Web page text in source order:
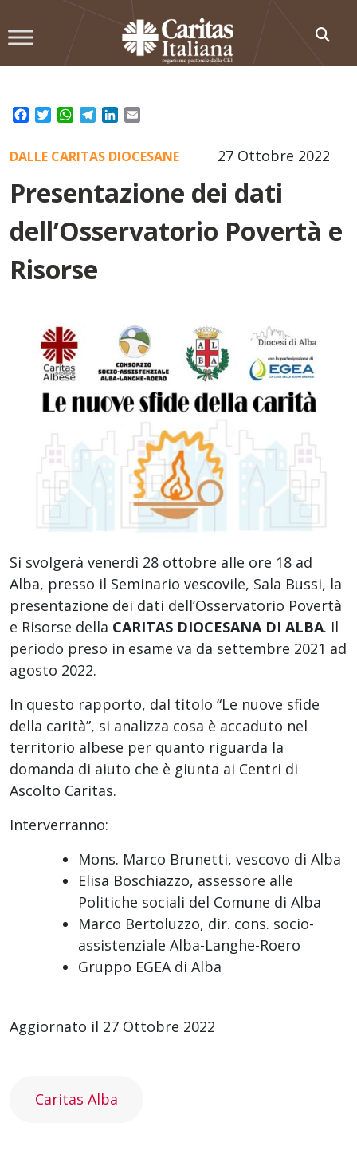
to
Facebook
TwitterWhatsApp
TelegramLinkedIn
27 Ottobre 2022
DALLE CARITAS DIOCESANE
Presentazione dei dati
dell’Osservatorio Povertà e
Risorse
Si svolgerà venerdì 28 ottobre alle ore 18 ad
Alba, presso il Seminario vescovile, Sala Bussi, la
presentazione dei dati dell’Osservatorio Povertà
e Risorse della CARITAS DIOCESANA DI ALBA. Il
periodo preso in esame va da settembre 2021 ad
agosto 2022.
In questo rapporto, dal titolo “Le nuove sfide
della carità”, si analizza cosa è accaduto nel
territorio albese per quanto riguarda la
domanda di aiuto che è giunta ai Centri di
Ascolto Caritas.
Interverranno:
Mons. Marco Brunetti, vescovo di Alba
Elisa Boschiazzo, assessore alle
Politiche sociali del Comune di Alba
Marco Bertoluzzo, dir. cons. socio-
assistenziale Alba-Langhe-Roero
Gruppo EGEA di Alba
Aggiornato il 27 Ottobre 2022
Caritas Alba